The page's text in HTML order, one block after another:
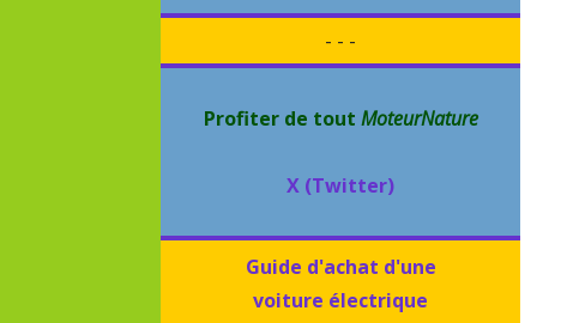
- - -
Profiter de tout MoteurNature
X (Twitter)
Guide d'achat d'une
voiture électrique